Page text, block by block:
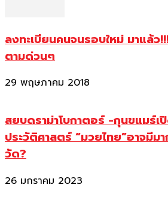
ลงทะเบียนคนจนรอบใหม่ มาแล้ว
ตามด่วนๆ
29 พฤษภาคม 2018
สยบดราม่าโบกาตอร์ -กุนขแมร์เ
ประวัติศาสตร์ “มวยไทย”อาจมีม
วัด?
26 มกราคม 2023